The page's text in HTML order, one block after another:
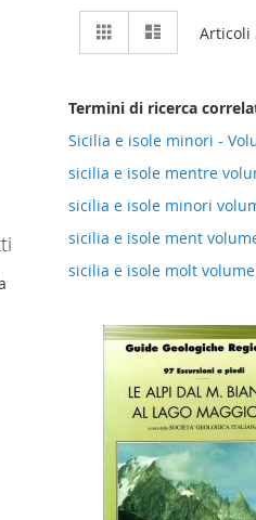
Mostra
come
Griglia Articoli
Termini di ricerca
Sicilia e isole minori -
sicilia e isole mentre
sicilia e isole minori
sicilia e isole ment
sicilia e isole molt volume